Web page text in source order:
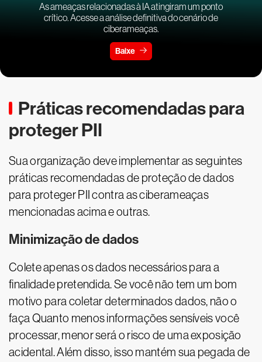
As ameaças relacionadas à IA atingiram um ponto
crítico. Acesse a análise definitiva do cenário de
ciberameaças.
Baixe
Práticas recomendadas para
proteger PII
Sua organização deve implementar as seguintes
práticas recomendadas de proteção de dados
para proteger PII contra as ciberameaças
mencionadas acima e outras.
Minimização de dados
Colete apenas os dados necessários para a
finalidade pretendida. Se você não tem um bom
motivo para coletar determinados dados, não o
faça Quanto menos informações sensíveis você
processar, menor será o risco de uma exposição
acidental. Além disso, isso mantém sua pegada de